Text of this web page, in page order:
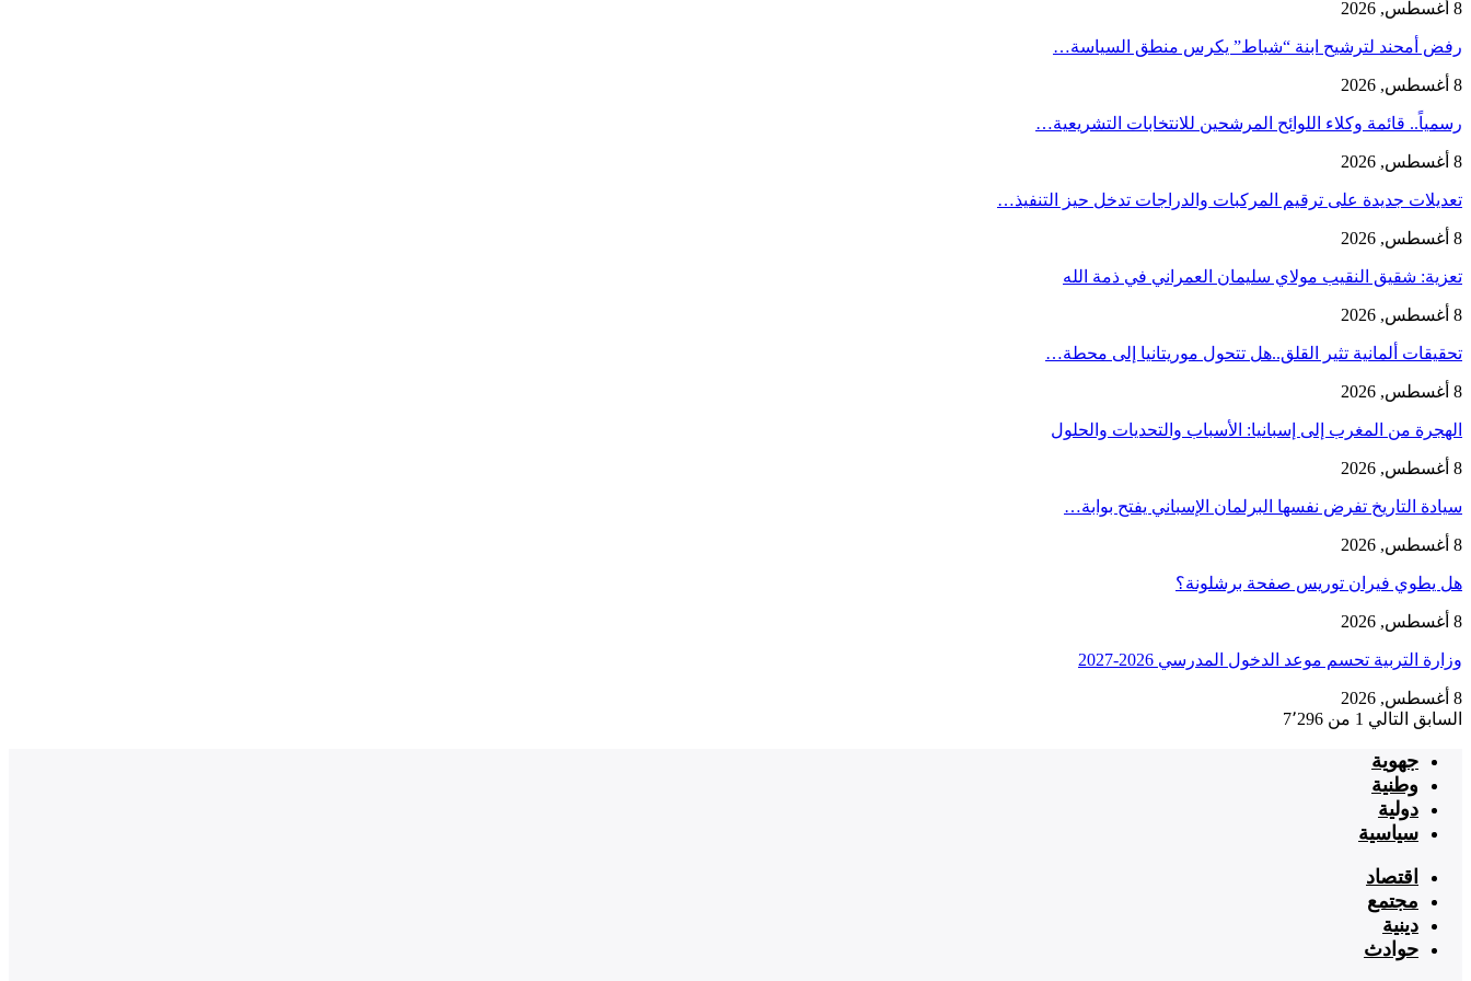
8 أغسطس, 2026
رفض أمحند لترشيح ابنة “شباط” يكرس منطق السياسة…
8 أغسطس, 2026
رسمياً.. قائمة وكلاء اللوائح المرشحين للانتخابات التشريعية…
8 أغسطس, 2026
تعديلات جديدة على ترقيم المركبات والدراجات تدخل حيز التنفيذ…
8 أغسطس, 2026
تعزية: شقيق النقيب مولاي سليمان العمراني في ذمة الله
8 أغسطس, 2026
تحقيقات ألمانية تثير القلق..هل تتحول موريتانيا إلى محطة…
8 أغسطس, 2026
الهجرة من المغرب إلى إسبانيا: الأسباب والتحديات والحلول
8 أغسطس, 2026
سيادة التاريخ تفرض نفسها البرلمان الإسباني يفتح بوابة…
8 أغسطس, 2026
هل يطوي فيران توريس صفحة برشلونة؟
8 أغسطس, 2026
وزارة التربية تحسم موعد الدخول المدرسي 2026-2027
8 أغسطس, 2026
السابق التالي 1 من 7٬296
جهوية
وطنية
دولية
سياسية
اقتصاد
مجتمع
دينية
حوادث